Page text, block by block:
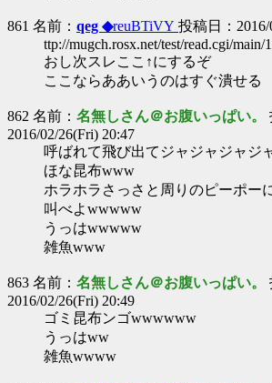
861 名前： qeg ◆reuBTiVY 投稿日：2016/
ttp://mugch.rosx.net/test/read.cgi/main/
おし次スレここ↑にするぞ
ここならああいうのはすぐ潰せる
862 名前： 名無しさん＠お腹いっぱい。
2016/02/26(Fri) 20:47
呼ばれて飛び出てジャジャジャジ
ほな昆布www
ホラホラさっさと周りのピーポー
叫べよwwwww
うっはwwwww
雑魚www
863 名前： 名無しさん＠お腹いっぱい。
2016/02/26(Fri) 20:49
ゴミ昆布ンゴwwwwww
うっはww
雑魚wwww